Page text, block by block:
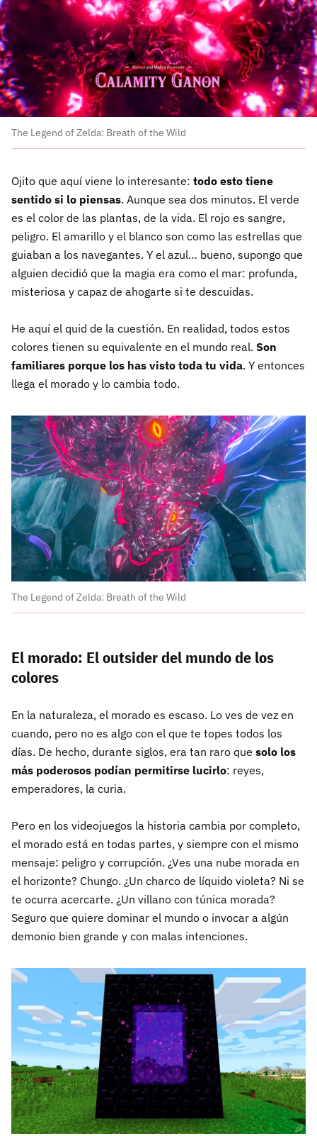
The Legend of Zelda: Breath of the Wild
Ojito que aquí viene lo interesante: todo esto tiene
sentido si lo piensas. Aunque sea dos minutos. El verde
es el color de las plantas, de la vida. El rojo es sangre,
peligro. El amarillo y el blanco son como las estrellas que
guiaban a los navegantes. Y el azul… bueno, supongo que
alguien decidió que la magia era como el mar: profunda,
misteriosa y capaz de ahogarte si te descuidas.
He aquí el quid de la cuestión. En realidad, todos estos
colores tienen su equivalente en el mundo real. Son
familiares porque los has visto toda tu vida. Y entonces
llega el morado y lo cambia todo.
The Legend of Zelda: Breath of the Wild
El morado: El outsider del mundo de los
colores
En la naturaleza, el morado es escaso. Lo ves de vez en
cuando, pero no es algo con el que te topes todos los
días. De hecho, durante siglos, era tan raro que solo los
más poderosos podían permitirse lucirlo: reyes,
emperadores, la curia.
Pero en los videojuegos la historia cambia por completo,
el morado está en todas partes, y siempre con el mismo
mensaje: peligro y corrupción. ¿Ves una nube morada en
el horizonte? Chungo. ¿Un charco de líquido violeta? Ni se
te ocurra acercarte. ¿Un villano con túnica morada?
Seguro que quiere dominar el mundo o invocar a algún
demonio bien grande y con malas intenciones.